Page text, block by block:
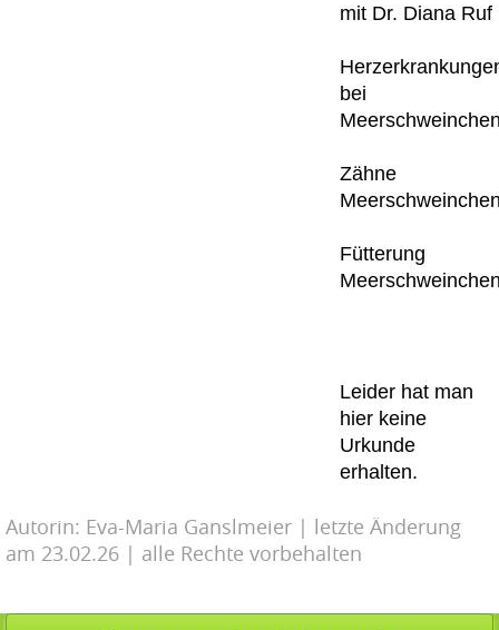
mit Dr. Diana Ruf
bei
Zähne
Fütterung
Leider hat man
hier keine
Urkunde
erhalten.
Autorin: Eva-Maria Ganslmeier | letzte Änderung
am 23.02.26 | alle Rechte vorbehalten